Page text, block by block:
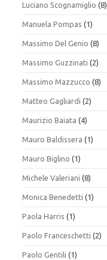
Luciano Scognamiglio (8)
Manuela Pompas (1)
Massimo Del Genio (8)
Massimo Guzzinati (2)
Massimo Mazzucco (8)
Matteo Gagliardi (2)
Maurizio Baiata (4)
Mauro Baldissera (1)
Mauro Biglino (1)
Michele Valeriani (8)
Monica Benedetti (1)
Paola Harris (1)
Paolo Franceschetti (2)
Paolo Gentili (1)